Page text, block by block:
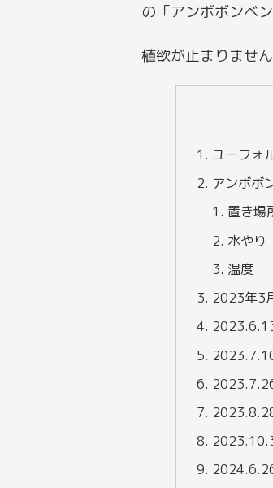
の「アンボボンベ
植欲が止まりません
ユーフォ
アンボボ
置き場
水やり
温度
2023年3